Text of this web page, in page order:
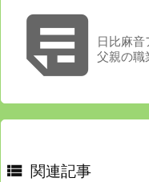
日比麻
父親の職
 関連記事